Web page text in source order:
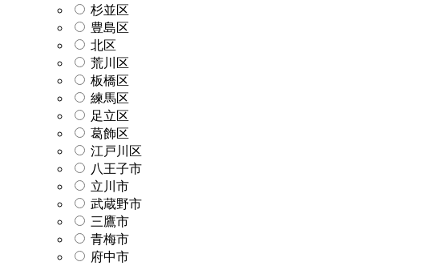
杉並区
豊島区
北区
荒川区
板橋区
練馬区
足立区
葛飾区
江戸川区
八王子市
立川市
武蔵野市
三鷹市
青梅市
府中市